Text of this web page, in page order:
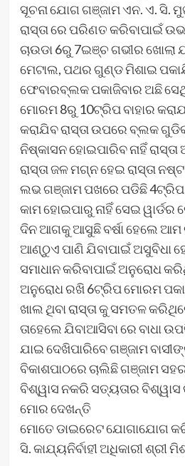
ସୂଚନା ଯୋଗ ଗଞ୍ଜାମ ଏନ. ଏ. ସି.
ରାସ୍ତା ରେ ପରିଣତ କରିବାପାଇଁ
ଚାଉଡା 6ରୁ 7ଇଞ୍ଚ ଗଭୀର ଖୋଲା
ମେଟାଲ, ପଥର ଗୁଣ୍ଡ ମିଶାଇ
ଫେବାରବ୍ଲକ ପକାଜିବାର ଅଛି
ମୋରମ 8ରୁ 10ଟ୍ରିପ ବାହାର
କରାଯିବ ରାସ୍ତା ଉପରେ ବ୍ଲକ
ନିଷ୍କାସନ ହୋଇପାରିବ ନାହିଁ
ରାସ୍ତା ଜଳ ମଗ୍ନ ହେଇ ରାସ୍ତା
ଲଭ ଗଞ୍ଜାମ ପଖରେ ପଡିଛି 4ଟ୍ରିପ
କାମ ହୋଇପାରୁ ନାହିଁ ସେଇ
ଦିନ ଆଗକୁ ଆସୁଛି ବର୍ଷା ହେଲେ ଆମ
ଆଣ୍ଠୁଏ ପାଣି ଯିବାପାଇଁ ଅସୁବିଧା
ସମାଧାନ କରିବାପାଇଁ ଅନୁରୋଧ
ଅନୁରୋଧ ରଖି 6ଟ୍ରିପ ମୋରମ
ଖାଲ ଥିବା ରାସ୍ତା କୁ ସମତଳ
ତାହେଲେ ଯିବାଆସିବା ରେ ବାଧା
ଯାଇ ଦେଖିପାରିବେ ଗଞ୍ଜାମ
ବିକାଶପାଠରେ ଚାଲିଛି ଗଞ୍ଜାମ
ବିଶ୍ୱାସ ନକରି ସତ୍ୟତାର
ମୋର ଦେଖନ୍ତି
ମୋତେ ଡାଇରେଟ ଯୋଗାଯୋଗ
ସି. କାଯ୍ୟନିର୍ବାହୀ ଅଧିକାରୀ